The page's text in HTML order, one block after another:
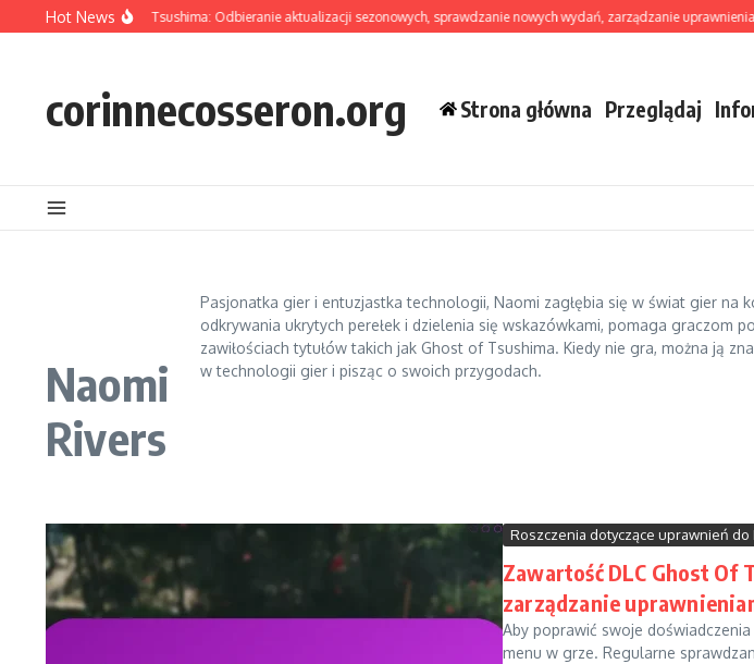
Skip to content
Hot News
DLC Ghost Of Tsushima: Odbieranie aktualizacji sezonowych, sprawdzanie nowych wydań, zarządzanie uprawnieniami
corinnecosseron.org Strona główna Przeglądaj
Naomi
Rivers
Pasjonatka gier i entuzjastka technologii, Naomi zagłębia się w świat gier na
odkrywania ukrytych perełek i dzielenia się wskazówkami, pomaga graczom
zawiłościach tytułów takich jak Ghost of Tsushima. Kiedy nie gra, można ją
w technologii gier i pisząc o swoich przygodach.
Roszczenia dotyczące uprawnień do
Zawartość DLC Ghost
zarządzanie
Aby poprawić swoje
menu w grze. Regularne